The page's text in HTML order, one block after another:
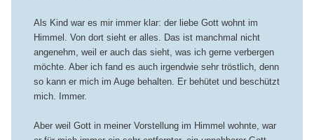
Als Kind war es mir immer klar: der liebe Gott wohnt im
Himmel. Von dort sieht er alles. Das ist manchmal nicht
angenehm, weil er auch das sieht, was ich gerne verbergen
möchte. Aber ich fand es auch irgendwie sehr tröstlich, denn
so kann er mich im Auge behalten. Er behütet und beschützt
mich. Immer.
Aber weil Gott in meiner Vorstellung im Himmel wohnte, war